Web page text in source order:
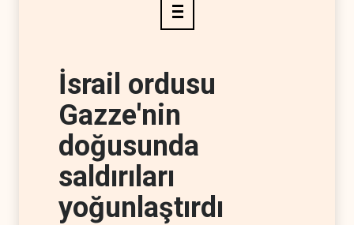
İsrail ordusu
Gazze'nin
doğusunda
saldırıları
yoğunlaştırdı